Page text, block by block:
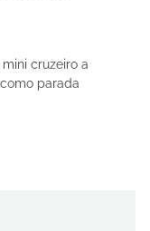
cruzeiro a
parada